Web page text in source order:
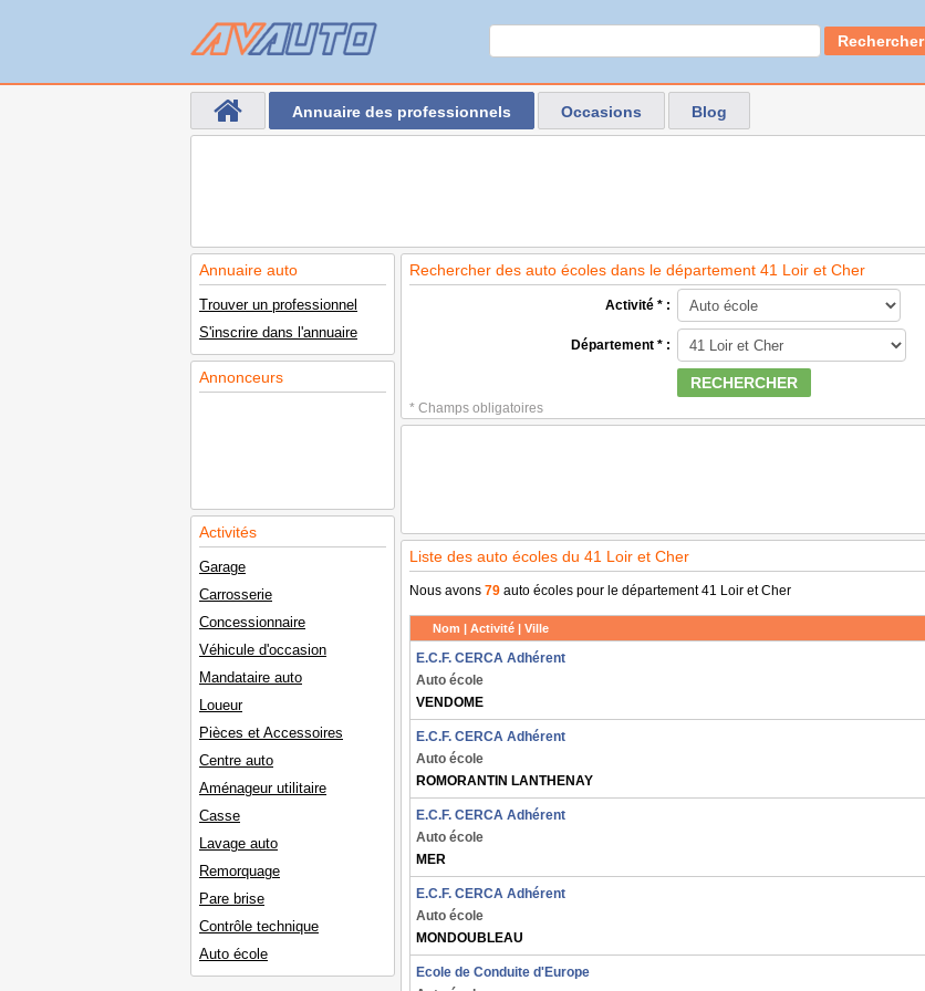
Rechercher
Annuaire des professionnels Occasions Blog
Annuaire auto
Trouver un professionnel
S'inscrire dans l'annuaire
Annonceurs
Activités
Garage
Carrosserie
Concessionnaire
Véhicule d'occasion
Mandataire auto
Loueur
Pièces et Accessoires
Centre auto
Aménageur utilitaire
Casse
Lavage auto
Remorquage
Pare brise
Contrôle technique
Auto école
Rechercher des auto écoles dans le département 41 Loir et Cher
Activité * :
Département * :
RECHERCHER
* Champs obligatoires
Liste des auto écoles du 41 Loir et Cher
Nous avons 79 auto écoles pour le département 41 Loir et Cher
Nom | Activité | Ville
E.C.F. CERCA Adhérent
Auto école
VENDOME
E.C.F. CERCA Adhérent
Auto école
ROMORANTIN LANTHENAY
E.C.F. CERCA Adhérent
Auto école
MER
E.C.F. CERCA Adhérent
Auto école
MONDOUBLEAU
Ecole de Conduite d'Europe